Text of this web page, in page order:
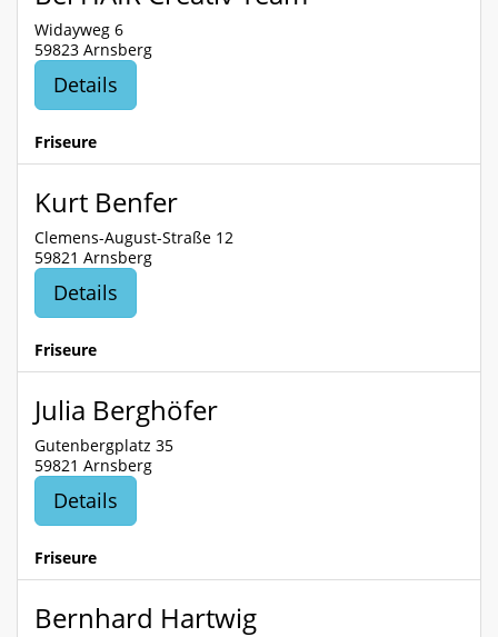
Widayweg 6
59823 Arnsberg
Details
Friseure
Kurt Benfer
Clemens-August-Straße 12
59821 Arnsberg
Details
Friseure
Julia Berghöfer
Gutenbergplatz 35
59821 Arnsberg
Details
Friseure
Bernhard Hartwig